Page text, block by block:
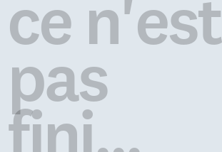
ce n'est
pas
fini...